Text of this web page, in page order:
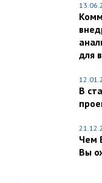
для
В
Чем
Вы